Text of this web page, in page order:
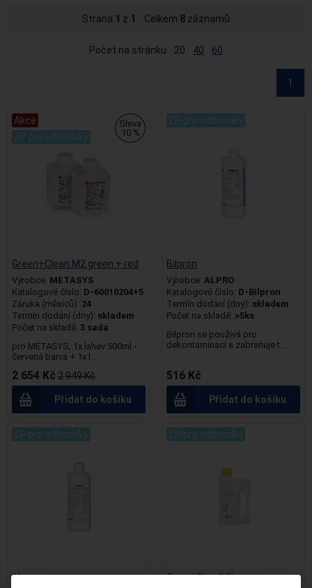
vybrat z několika různých druhů dezinfekce od prověřených
Strana 1 z 1 Celkem 8 záznamů
Počet na stránku 20 40 60
1
Akce
ZP pro odborníky
Sleva
10 %
Green+Clean M2 green + red
Výrobce: METASYS
Katalogové číslo: D-60010204+5
Záruka (měsíců): 24
Termín dodání (dny): skladem
Počet na skladě: 3 sada
pro METASYS, 1x lahev 500ml -
červená barva + 1x l...
2 654 Kč 2 949 Kč
Přidat do košíku
ZP pro odborníky
Bilpron
Výrobce: ALPRO
Katalogové číslo: D-Bilpron
Termín dodání (dny): skladem
Počet na skladě: >5ks
Bilpron se používá pro
dekontaminaci a zabraňuje t...
516 Kč
Přidat do košíku
ZP pro odborníky
Alpron
ZP pro odborníky
Orotol Plus 2,5l